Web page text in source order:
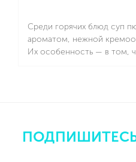
Среди горячих блюд суп
ароматом, нежной
Их особенность — в том,